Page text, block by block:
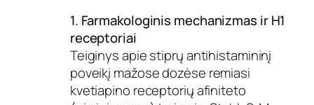
1. Farmakologinis mechanizmas ir H1
receptoriai
Teiginys apie stiprų antihistamininį
poveikį mažose dozėse remiasi
kvetiapino receptorių afiniteto